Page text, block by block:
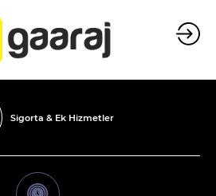
Sigorta & Ek Hizmetler